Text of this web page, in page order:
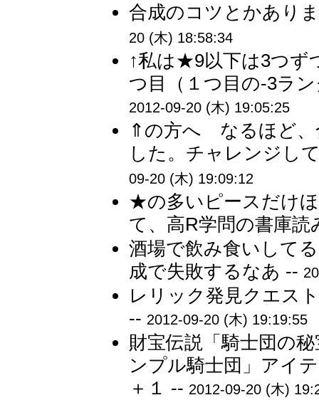
合成のコツとかあり
20 (木) 18:58:34
↑私は★9以下は3つず
つ目（１つ目の-3ラ
2012-09-20 (木) 19:05:25
⇑の方へ なるほど、
した。チャレンジし
09-20 (木) 19:09:12
★の多いピースだけ
て、高R学問の書庫
酒場で飲み食いして
成で失敗するなあ --
レリック発見クエス
-- 2012-09-20 (木) 19:19:55
財宝伝説「騎士団
ンプル騎士団」アイ
＋１ -- 2012-09-20 (木)